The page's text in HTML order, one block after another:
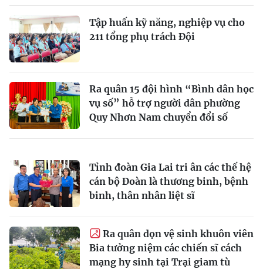
Tập huấn kỹ năng, nghiệp vụ cho
211 tổng phụ trách Đội
Ra quân 15 đội hình “Bình dân học
vụ số” hỗ trợ người dân phường
Quy Nhơn Nam chuyển đổi số
Tỉnh đoàn Gia Lai tri ân các thế hệ
cán bộ Đoàn là thương binh, bệnh
binh, thân nhân liệt sĩ
Ra quân dọn vệ sinh khuôn viên
Bia tưởng niệm các chiến sĩ cách
mạng hy sinh tại Trại giam tù